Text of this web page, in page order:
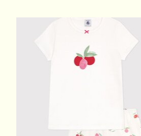
Items van productcarrousel